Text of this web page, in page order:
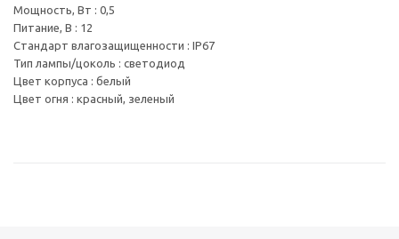
Мощность, Вт : 0,5
Питание, В : 12
Стандарт влагозащищенности : IP67
Тип лампы/цоколь : светодиод
Цвет корпуса : белый
Цвет огня : красный, зеленый